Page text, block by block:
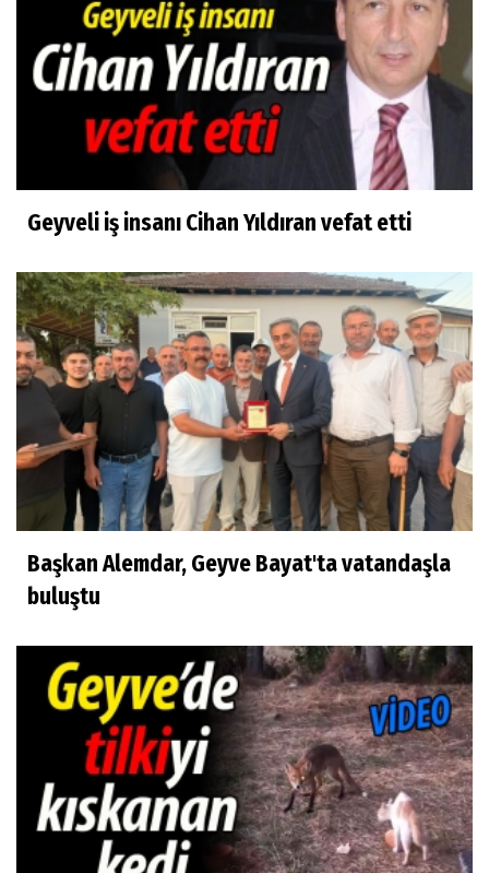
Geyveli iş insanı Cihan Yıldıran vefat etti
Başkan Alemdar, Geyve Bayat'ta vatandaşla
buluştu